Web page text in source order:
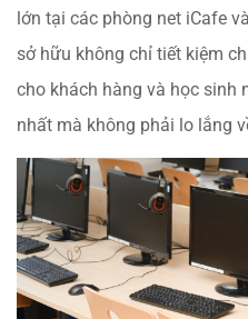
lớn tại các phòng net iCafe
sở hữu không chỉ tiết kiệm
cho khách hàng và học sinh
nhất mà không phải lo lắng